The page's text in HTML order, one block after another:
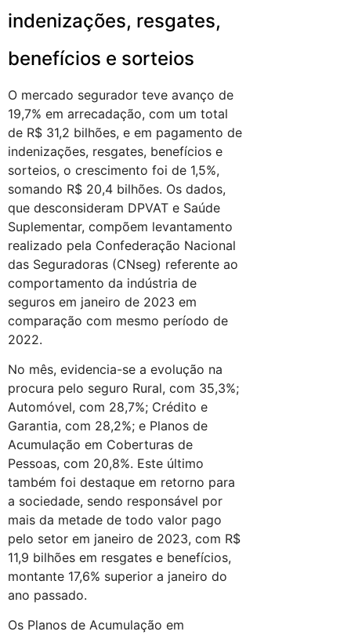
indenizações, resgates,
benefícios e sorteios
O mercado segurador teve avanço de
19,7% em arrecadação, com um total
de R$ 31,2 bilhões, e em pagamento de
indenizações, resgates, benefícios e
sorteios, o crescimento foi de 1,5%,
somando R$ 20,4 bilhões. Os dados,
que desconsideram DPVAT e Saúde
Suplementar, compõem levantamento
realizado pela Confederação Nacional
das Seguradoras (CNseg) referente ao
comportamento da indústria de
seguros em janeiro de 2023 em
comparação com mesmo período de
2022.
No mês, evidencia-se a evolução na
procura pelo seguro Rural, com 35,3%;
Automóvel, com 28,7%; Crédito e
Garantia, com 28,2%; e Planos de
Acumulação em Coberturas de
Pessoas, com 20,8%. Este último
também foi destaque em retorno para
a sociedade, sendo responsável por
mais da metade de todo valor pago
pelo setor em janeiro de 2023, com R$
11,9 bilhões em resgates e benefícios,
montante 17,6% superior a janeiro do
ano passado.
Os Planos de Acumulação em